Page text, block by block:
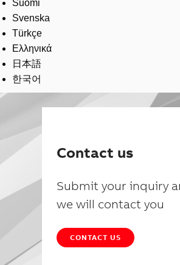
Suomi
Svenska
Türkçe
Ελληνικά
日本語
한국어
Contact us
Submit your inquiry
we will contact you
CONTACT US